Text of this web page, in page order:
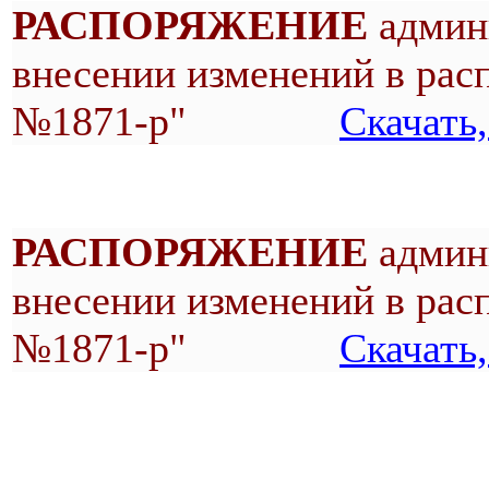
РАСПОРЯЖЕНИЕ
внесении изменений в
№1871-р"
РАСПОРЯЖЕНИЕ
внесении изменений в
№1871-р"